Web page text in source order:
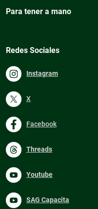
Para tener a mano
Redes Sociales
Instagram
X
Facebook
Threads
Youtube
SAG Capacita